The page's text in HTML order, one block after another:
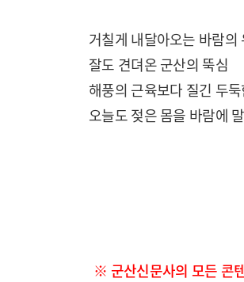
거칠게 내달아오는 바람의
잘도 견뎌온 군산의 뚝심
해풍의 근육보다 질긴 두
오늘도 젖은 몸을 바람에
※ 군산신문사의 모든 콘